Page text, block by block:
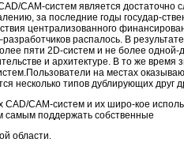
CAM-систем является
за последние годы государ-
централизованного
распалось. В
пяти 2D-систем и не более
и архитектуре. В то же
на местах
несколько типов дублирующих друг
CAD/CAM-систем и их широ-кое
самым поддержать собственные
области.